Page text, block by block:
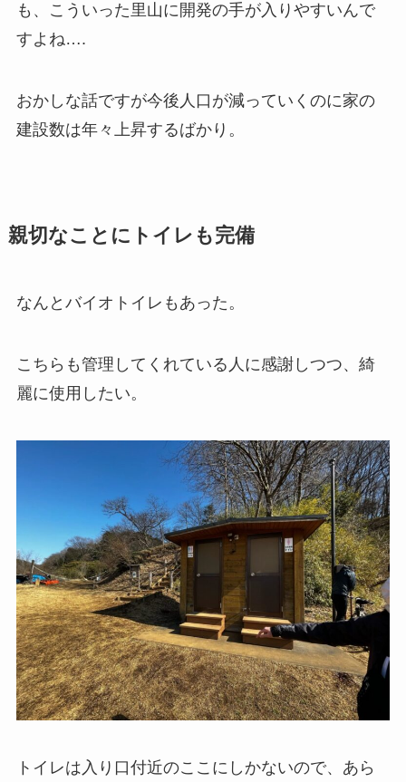
も、こういった里山に開発の手が入りやすいんで
すよね….
おかしな話ですが今後人口が減っていくのに家の
建設数は年々上昇するばかり。
親切なことにトイレも完備
なんとバイオトイレもあった。
こちらも管理してくれている人に感謝しつつ、綺
麗に使用したい。
トイレは入り口付近のここにしかないので、あら